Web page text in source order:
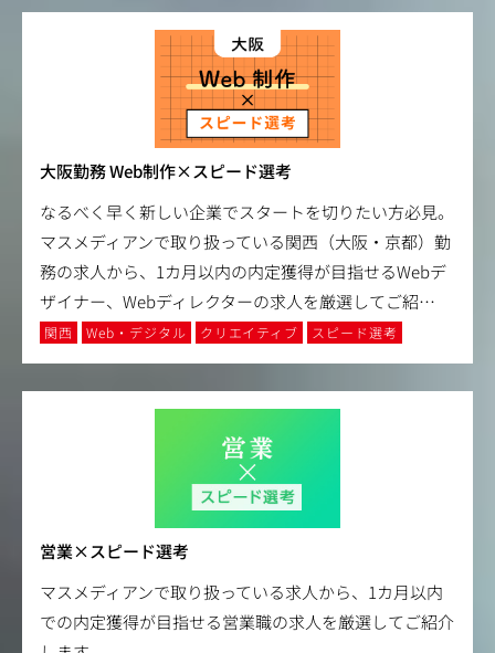
大阪勤務 Web制作×スピード選考
なるべく早く新しい企業でスタートを切りたい方必見。
マスメディアンで取り扱っている関西（大阪・京都）勤
務の求人から、1カ月以内の内定獲得が目指せるWebデ
ザイナー、Webディレクターの求人を厳選してご紹…
関西 Web・デジタル クリエイティブ スピード選考
営業×スピード選考
マスメディアンで取り扱っている求人から、1カ月以内
での内定獲得が目指せる営業職の求人を厳選してご紹介